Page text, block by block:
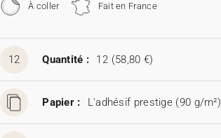
À coller Fait en France
12 Quantité : 12 (58,80 €)
Papier : L'adhésif prestige (90 g/m²)